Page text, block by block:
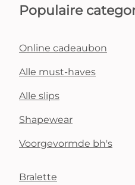
Populaire
Online cadeaubon
Alle must-haves
Alle slips
Shapewear
Voorgevormde bh's
Bralette